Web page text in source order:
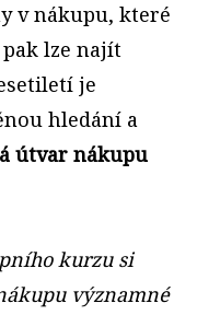
v nákupu, které
lze najít
je
hledání a
útvar nákupu
kurzu si
významné